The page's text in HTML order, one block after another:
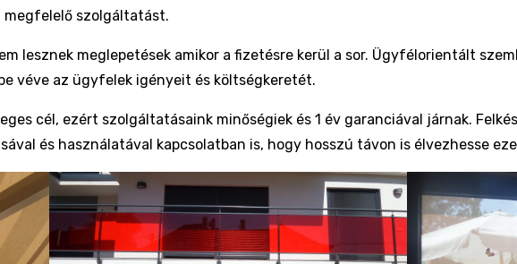
megfelelő szolgáltatást.
lesznek meglepetések amikor a fizetésre kerül a sor. Ügyfélorientált
véve az ügyfelek igényeit és költségkeretét.
cél, ezért szolgáltatásaink minőségiek és 1 év garanciával járnak.
és használatával kapcsolatban is, hogy hosszú távon is élvezhesse